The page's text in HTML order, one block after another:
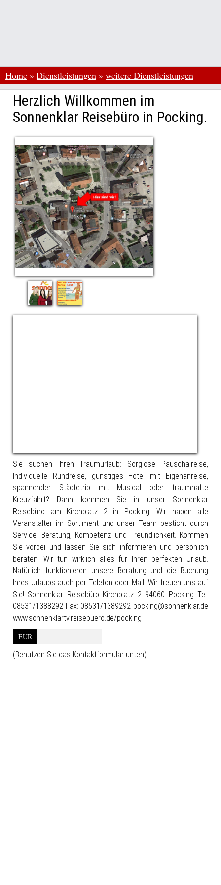
Home » Dienstleistungen » weitere Dienstleistungen
Herzlich Willkommen im
Sonnenklar Reisebüro in Pocking.
Sie suchen Ihren Traumurlaub: Sorglose Pauschalreise,
Individuelle Rundreise, günstiges Hotel mit Eigenanreise,
spannender Städtetrip mit Musical oder traumhafte
Kreuzfahrt? Dann kommen Sie in unser Sonnenklar
Reisebüro am Kirchplatz 2 in Pocking! Wir haben alle
Veranstalter im Sortiment und unser Team besticht durch
Service, Beratung, Kompetenz und Freundlichkeit. Kommen
Sie vorbei und lassen Sie sich informieren und persönlich
beraten! Wir tun wirklich alles für Ihren perfekten Urlaub.
Natürlich funktionieren unsere Beratung und die Buchung
Ihres Urlaubs auch per Telefon oder Mail. Wir freuen uns auf
Sie! Sonnenklar Reisebüro Kirchplatz 2 94060 Pocking Tel:
08531/1388292 Fax: 08531/1389292 pocking@sonnenklar.de
www.sonnenklartv.reisebuero.de/pocking
EUR
(Benutzen Sie das Kontaktformular unten)